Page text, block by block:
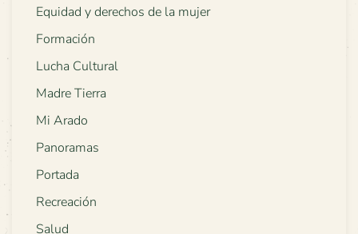
Equidad y derechos de la mujer
Formación
Lucha Cultural
Madre Tierra
Mi Arado
Panoramas
Portada
Recreación
Salud